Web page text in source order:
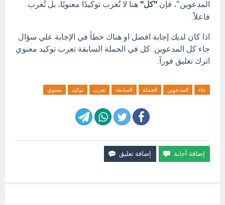
المدعوين"، فإن "كل" هنا لا تُعرب توكيدًا معنويًا، بل تُعرب
فاعلاً.
اذا كان لديك إجابة افضل او هناك خطأ في الإجابة علي سؤال
جاء كل المدعوين. كل في الجملة السابقة تعرب توكيد معنوي
اترك تعليق فورآ.
جاء المدعوين الجملة السابقة تعرب توكيد معنوي